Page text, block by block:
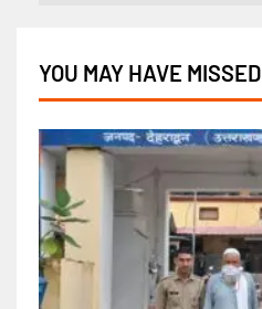
YOU MAY HAVE MISSED